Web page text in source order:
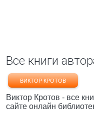
Все книги
ВИКТОР КРОТОВ
Виктор Кротов - все
сайте онлайн